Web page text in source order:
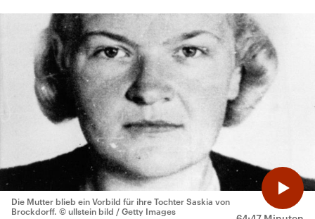
Die Mutter blieb ein Vorbild für ihre Tochter Saskia von
Brockdorff. © ullstein bild / Getty Images